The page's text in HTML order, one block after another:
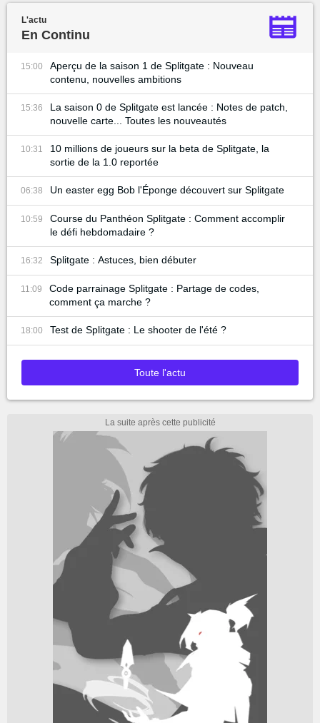
L'actu
En Continu
15:00
Aperçu de la saison 1 de Splitgate : Nouveau
contenu, nouvelles ambitions
15:36
La saison 0 de Splitgate est lancée : Notes de patch,
nouvelle carte... Toutes les nouveautés
10:31
10 millions de joueurs sur la beta de Splitgate, la
sortie de la 1.0 reportée
06:38 Un easter egg Bob l'Éponge découvert sur Splitgate
10:59
Course du Panthéon Splitgate : Comment accomplir
le défi hebdomadaire ?
16:32 Splitgate : Astuces, bien débuter
11:09
Code parrainage Splitgate : Partage de codes,
comment ça marche ?
18:00 Test de Splitgate : Le shooter de l'été ?
Toute l'actu